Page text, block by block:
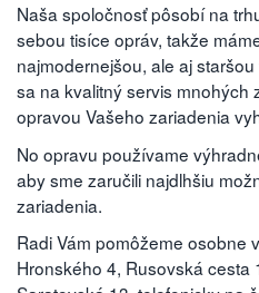
Naša spoločnosť pôsobí na
sebou tisíce opráv, takže
najmodernejšou, ale aj
sa na kvalitný servis mnohých
opravou Vašeho zariadenia
No opravu používame
aby sme zaručili najdlhšiu
zariadenia.
Radi Vám pomôžeme osobne
Hronského 4, Rusovská cesta